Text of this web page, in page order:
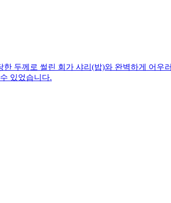
두께로 썰린 회가 샤리(밥)와 완벽하게 어
있었습니다.